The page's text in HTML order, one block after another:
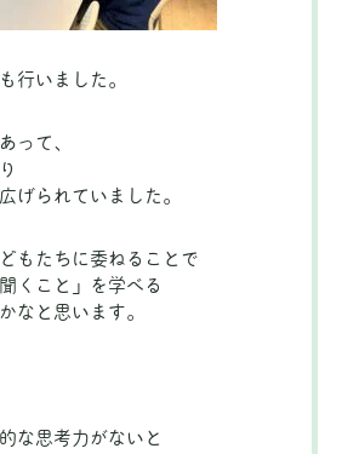
行いました。
って、
げられていました。
もたちに委ねることで
くこと」を学べる
なと思います。
な思考力がないと